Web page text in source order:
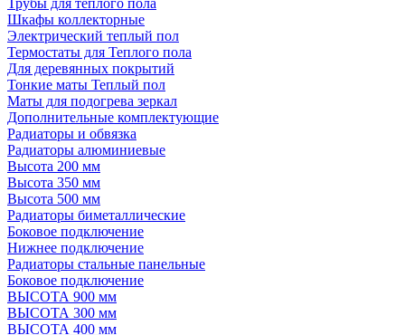
Шкафы коллекторные
Электрический теплый пол
Термостаты для Теплого пола
Для деревянных покрытий
Тонкие маты Теплый пол
Маты для подогрева зеркал
Дополнительные комплектующие
Радиаторы и обвязка
Радиаторы алюминиевые
Высота 200 мм
Высота 350 мм
Высота 500 мм
Радиаторы биметаллические
Боковое подключение
Нижнее подключение
Радиаторы стальные панельные
Боковое подключение
ВЫСОТА 900 мм
ВЫСОТА 300 мм
ВЫСОТА 400 мм